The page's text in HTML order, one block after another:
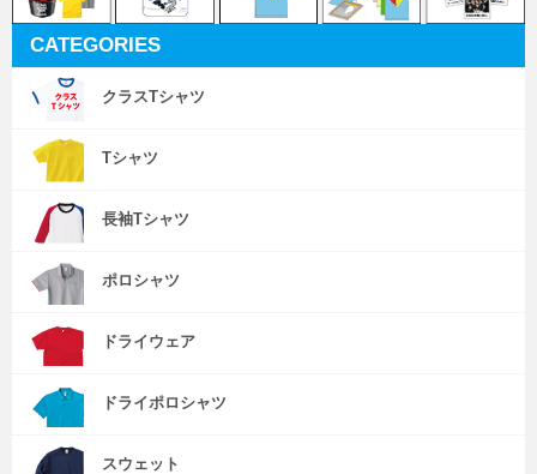
CATEGORIES
クラスTシャツ
Tシャツ
長袖Tシャツ
ポロシャツ
ドライウェア
ドライポロシャツ
スウェット